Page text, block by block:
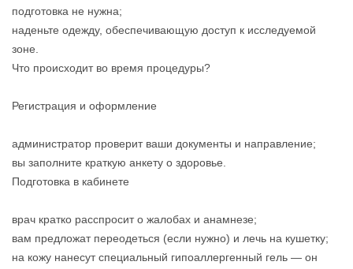
подготовка не нужна;
наденьте одежду, обеспечивающую доступ к исследуемой
зоне.
Что происходит во время процедуры?
Регистрация и оформление
администратор проверит ваши документы и направление;
вы заполните краткую анкету о здоровье.
Подготовка в кабинете
врач кратко расспросит о жалобах и анамнезе;
вам предложат переодеться (если нужно) и лечь на кушетку;
на кожу нанесут специальный гипоаллергенный гель — он